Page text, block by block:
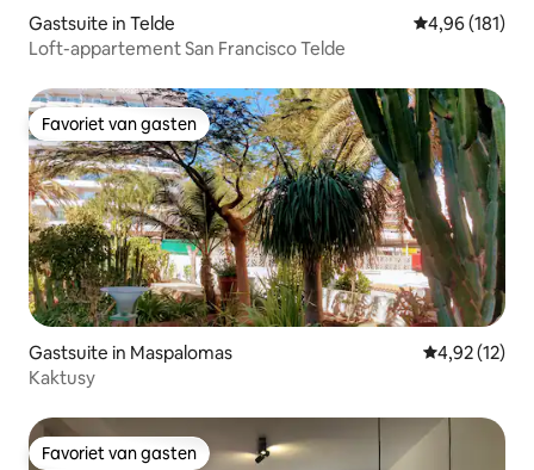
Gastsuite in Telde Gemiddelde
4,96 (181)
Loft-appartement San Francisco Telde
Favoriet van gasten
Favoriet van gasten
Gastsuite in Maspalomas Gemiddelde
4,92 (12)
Kaktusy
Favoriet van gasten
Favoriet van gasten